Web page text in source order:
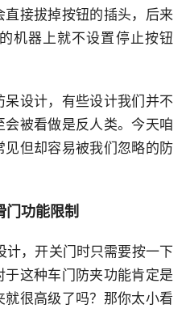
接拔掉按钮的插头，后来
机器上就不设置停止按钮
设计，有些设计我们并不
被看做是反人类。今天咱
但却容易被我们忽略的防
门功能限制
，开关门时只需要按一下
这种车门防夹功能肯定是
很高级了吗？那你太小看